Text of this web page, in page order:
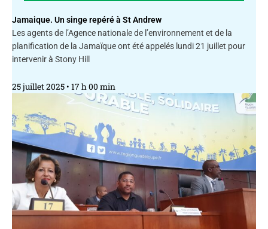
Jamaique. Un singe repéré à St Andrew
Les agents de l’Agence nationale de l’environnement et de la
planification de la Jamaïque ont été appelés lundi 21 juillet pour
intervenir à Stony Hill
25 juillet 2025 17 h 00 min